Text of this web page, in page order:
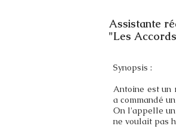
Assistante
"Les
Synopsis :
Antoine est un
a commandé
On l'appelle
ne voulait pas